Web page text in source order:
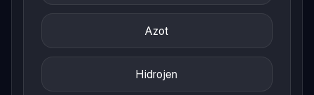
Azot
Hidrojen